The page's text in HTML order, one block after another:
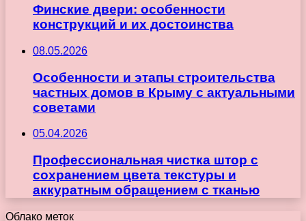
Финские двери: особенности
конструкций и их достоинства
08.05.2026
Особенности и этапы строительства
частных домов в Крыму с актуальными
советами
05.04.2026
Профессиональная чистка штор с
сохранением цвета текстуры и
аккуратным обращением с тканью
Облако меток